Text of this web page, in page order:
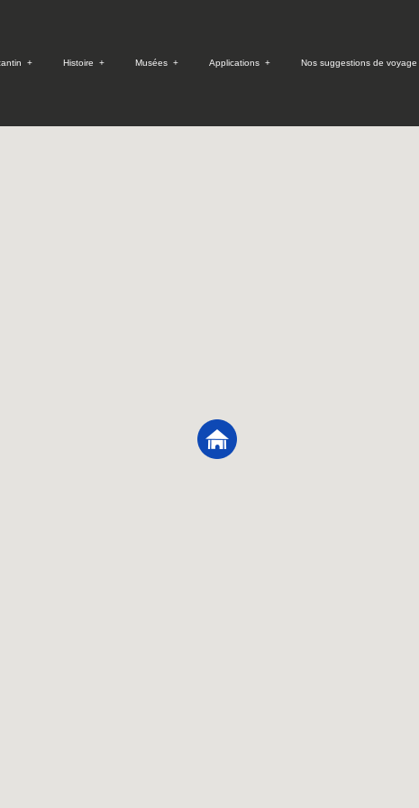
+ Histoire + Musées + Applications + Nos suggestions de voyage